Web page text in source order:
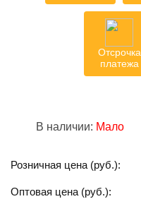
Отсрочка
платежа
В наличии: Мало
Розничная цена (руб.):
Оптовая цена (руб.):